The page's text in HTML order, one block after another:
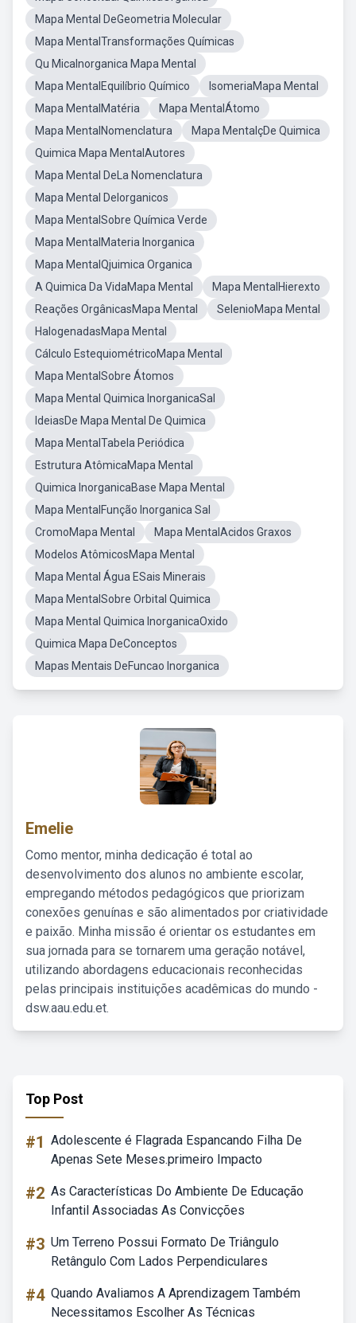
Mapa Mental DeGeometria Molecular
Mapa MentalTransformações Químicas
Qu MicaInorganica Mapa Mental
Mapa MentalEquilíbrio Químico
IsomeriaMapa Mental
Mapa MentalMatéria
Mapa MentalÁtomo
Mapa MentalNomenclatura
Mapa MentalçDe Quimica
Quimica Mapa MentalAutores
Mapa Mental DeLa Nomenclatura
Mapa Mental DeIorganicos
Mapa MentalSobre Química Verde
Mapa MentalMateria Inorganica
Mapa MentalQjuimica Organica
A Quimica Da VidaMapa Mental
Mapa MentalHierexto
Reações OrgânicasMapa Mental
SelenioMapa Mental
HalogenadasMapa Mental
Cálculo EstequiométricoMapa Mental
Mapa MentalSobre Átomos
Mapa Mental Quimica InorganicaSal
IdeiasDe Mapa Mental De Quimica
Mapa MentalTabela Periódica
Estrutura AtômicaMapa Mental
Quimica InorganicaBase Mapa Mental
Mapa MentalFunção Inorganica Sal
CromoMapa Mental
Mapa MentalAcidos Graxos
Modelos AtômicosMapa Mental
Mapa Mental Água ESais Minerais
Mapa MentalSobre Orbital Quimica
Mapa Mental Quimica InorganicaOxido
Quimica Mapa DeConceptos
Mapas Mentais DeFuncao Inorganica
Emelie
Como mentor, minha dedicação é total ao
desenvolvimento dos alunos no ambiente escolar,
empregando métodos pedagógicos que priorizam
conexões genuínas e são alimentados por criatividade
e paixão. Minha missão é orientar os estudantes em
sua jornada para se tornarem uma geração notável,
utilizando abordagens educacionais reconhecidas
pelas principais instituições acadêmicas do mundo -
dsw.aau.edu.et.
Top Post
#1 Adolescente é Flagrada Espancando Filha De
Apenas Sete Meses.primeiro Impacto
#2 As Características Do Ambiente De Educação
Infantil Associadas As Convicções
#3 Um Terreno Possui Formato De Triângulo
Retângulo Com Lados Perpendiculares
#4 Quando Avaliamos A Aprendizagem Também
Necessitamos Escolher As Técnicas